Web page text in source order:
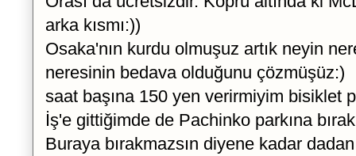
arka kısmı:))
Osaka'nın kurdu olmuşuz artık neyin
neresinin bedava olduğunu çözmüşüz:)
saat başına 150 yen verirmiyim bisiklet
İş'e gittiğimde de Pachinko parkına
Buraya bırakmazsın diyene kadar